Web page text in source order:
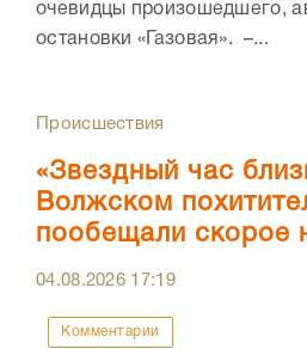
очевидцы произошедшего,
остановки «Газовая». –...
Происшествия
«Звездный час
Волжском
пообещали скорое
04.08.2026 17:19
Комментарии